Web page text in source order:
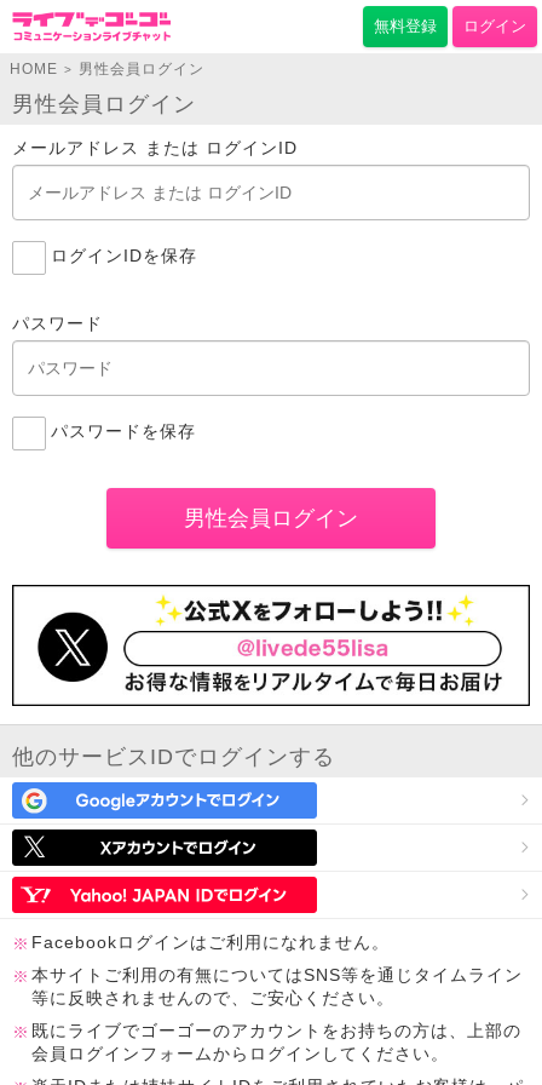
無料登録 ログイン
HOME > 男性会員ログイン
男性会員ログイン
メールアドレス または ログインID
ログインIDを保存
パスワード
パスワードを保存
他のサービスIDでログインする
Facebookログインはご利用になれません。
本サイトご利用の有無についてはSNS等を通じタイムライン
等に反映されませんので、ご安心ください。
既にライブでゴーゴーのアカウントをお持ちの方は、上部の
会員ログインフォームからログインしてください。